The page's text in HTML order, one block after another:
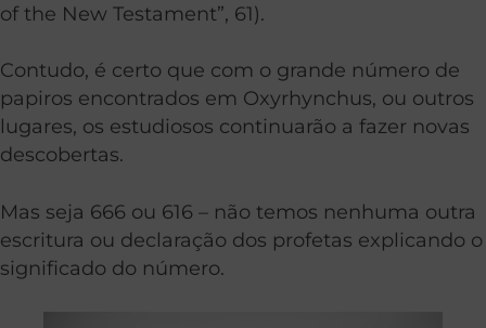
of the New Testament”, 61).
Contudo, é certo que com o grande número de
papiros encontrados em Oxyrhynchus, ou outros
lugares, os estudiosos continuarão a fazer novas
descobertas.
Mas seja 666 ou 616 – não temos nenhuma outra
escritura ou declaração dos profetas explicando o
significado do número.